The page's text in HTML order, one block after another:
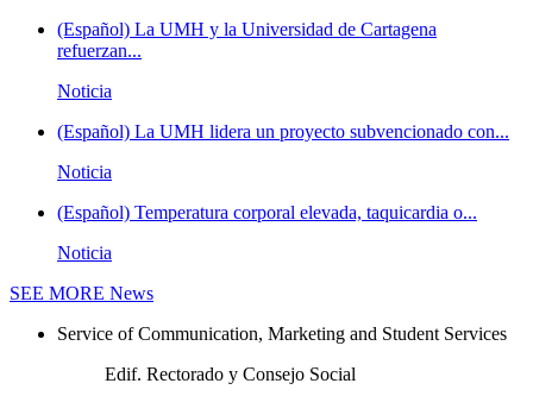
(Español) La UMH y la Universidad de Cartagena
refuerzan...
Noticia
(Español) La UMH lidera un proyecto subvencionado con...
Noticia
(Español) Temperatura corporal elevada, taquicardia o...
Noticia
SEE MORE News
Service of Communication, Marketing and Student Services
Edif. Rectorado y Consejo Social